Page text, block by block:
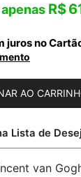
R$
juros no
AO
Lista de
van